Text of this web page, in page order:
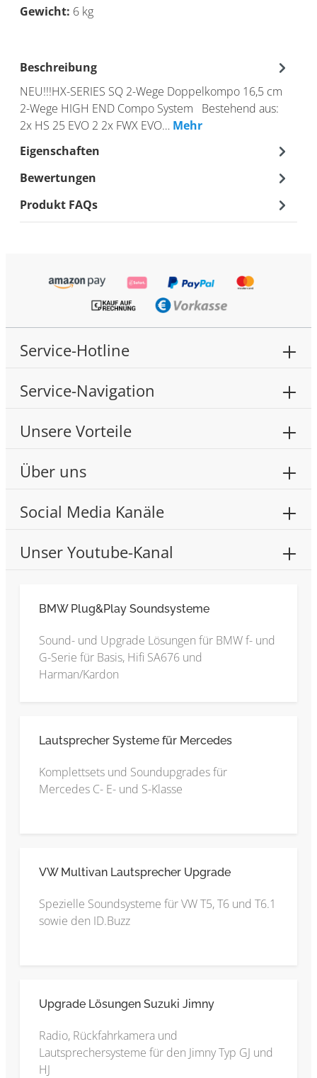
Gewicht: 6 kg
Beschreibung
NEU!!!HX-SERIES SQ 2-Wege Doppelkompo 16,5 cm
2-Wege HIGH END Compo System Bestehend aus:
2x HS 25 EVO 2 2x FWX EVO… Mehr
Eigenschaften
Bewertungen
Produkt FAQs
Service-Hotline
Service-Navigation
Unsere Vorteile
Über uns
Social Media Kanäle
Unser Youtube-Kanal
BMW Plug&Play Soundsysteme
Sound- und Upgrade Lösungen für BMW f- und
G-Serie für Basis, Hifi SA676 und
Harman/Kardon
Lautsprecher Systeme für Mercedes
Komplettsets und Soundupgrades für
Mercedes C- E- und S-Klasse
VW Multivan Lautsprecher Upgrade
Spezielle Soundsysteme für VW T5, T6 und T6.1
sowie den ID.Buzz
Upgrade Lösungen Suzuki Jimny
Radio, Rückfahrkamera und
Lautsprechersysteme für den Jimny Typ GJ und
HJ